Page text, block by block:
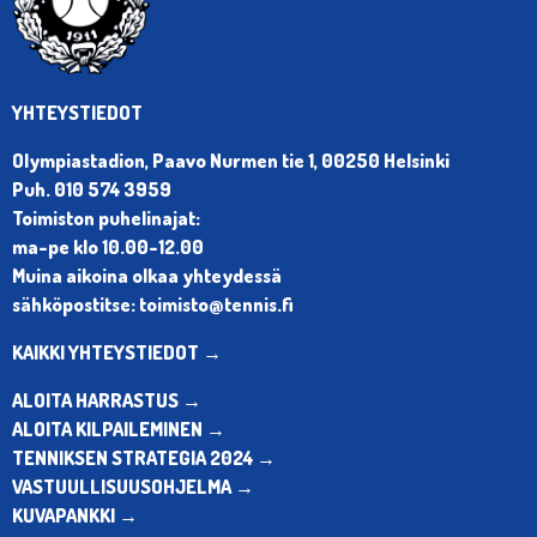
YHTEYSTIEDOT
Olympiastadion, Paavo Nurmen tie 1, 00250 Helsinki
Puh. 010 574 3959
Toimiston puhelinajat:
ma-pe klo 10.00-12.00
Muina aikoina olkaa yhteydessä
sähköpostitse: toimisto@tennis.fi
KAIKKI YHTEYSTIEDOT →
ALOITA HARRASTUS →
ALOITA KILPAILEMINEN →
TENNIKSEN STRATEGIA 2024 →
VASTUULLISUUSOHJELMA →
KUVAPANKKI →